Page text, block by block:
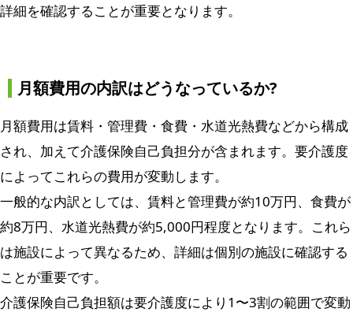
詳細を確認することが重要となります。
月額費用の内訳はどうなっているか?
月額費用は賃料・管理費・食費・水道光熱費などから構成
され、加えて介護保険自己負担分が含まれます。要介護度
によってこれらの費用が変動します。
一般的な内訳としては、賃料と管理費が約10万円、食費が
約8万円、水道光熱費が約5,000円程度となります。これら
は施設によって異なるため、詳細は個別の施設に確認する
ことが重要です。
介護保険自己負担額は要介護度により1〜3割の範囲で変動